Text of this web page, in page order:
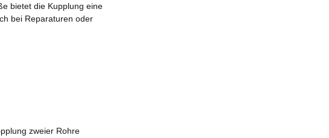
bietet die Kupplung eine
bei Reparaturen oder
zweier Rohre